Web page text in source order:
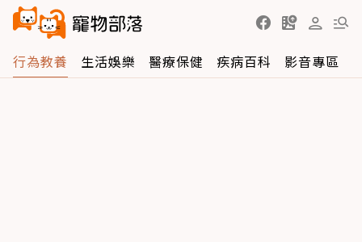
行為教養 生活娛樂 醫療保健 疾病百科 影音專區